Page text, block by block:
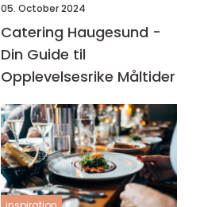
05. October 2024
Catering Haugesund -
Din Guide til
Opplevelsesrike Måltider